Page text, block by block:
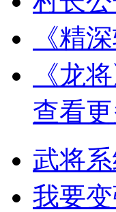
《精
《龙
查看
武将
我要